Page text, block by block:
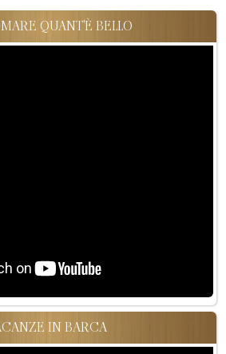
QUANT'È BELLO
IN BARCA